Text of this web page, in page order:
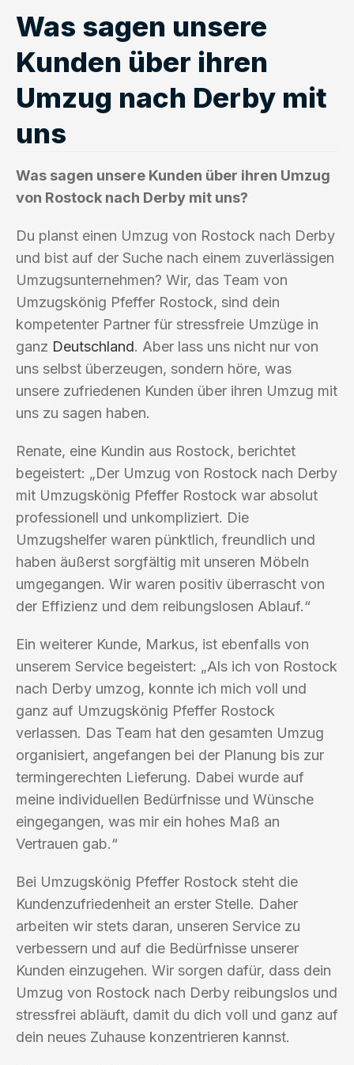
Was sagen unsere
Kunden über ihren
Umzug nach Derby mit
uns
Was sagen unsere Kunden über ihren Umzug
von Rostock nach Derby mit uns?
Du planst einen Umzug von Rostock nach Derby
und bist auf der Suche nach einem zuverlässigen
Umzugsunternehmen? Wir, das Team von
Umzugskönig Pfeffer Rostock, sind dein
kompetenter Partner für stressfreie Umzüge in
ganz Deutschland. Aber lass uns nicht nur von
uns selbst überzeugen, sondern höre, was
unsere zufriedenen Kunden über ihren Umzug mit
uns zu sagen haben.
Renate, eine Kundin aus Rostock, berichtet
begeistert: „Der Umzug von Rostock nach Derby
mit Umzugskönig Pfeffer Rostock war absolut
professionell und unkompliziert. Die
Umzugshelfer waren pünktlich, freundlich und
haben äußerst sorgfältig mit unseren Möbeln
umgegangen. Wir waren positiv überrascht von
der Effizienz und dem reibungslosen Ablauf.“
Ein weiterer Kunde, Markus, ist ebenfalls von
unserem Service begeistert: „Als ich von Rostock
nach Derby umzog, konnte ich mich voll und
ganz auf Umzugskönig Pfeffer Rostock
verlassen. Das Team hat den gesamten Umzug
organisiert, angefangen bei der Planung bis zur
termingerechten Lieferung. Dabei wurde auf
meine individuellen Bedürfnisse und Wünsche
eingegangen, was mir ein hohes Maß an
Vertrauen gab.“
Bei Umzugskönig Pfeffer Rostock steht die
Kundenzufriedenheit an erster Stelle. Daher
arbeiten wir stets daran, unseren Service zu
verbessern und auf die Bedürfnisse unserer
Kunden einzugehen. Wir sorgen dafür, dass dein
Umzug von Rostock nach Derby reibungslos und
stressfrei abläuft, damit du dich voll und ganz auf
dein neues Zuhause konzentrieren kannst.